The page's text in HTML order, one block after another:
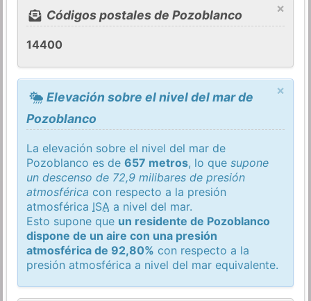
×
Códigos postales de Pozoblanco
14400
×
Elevación sobre el nivel del mar de
Pozoblanco
La elevación sobre el nivel del mar de
Pozoblanco es de657 metros, lo quesupone
un descenso de 72,9 milibares de presión
atmosférica con respecto a la presión
atmosférica ISA a nivel del mar.
Esto supone que un residente de Pozoblanco
dispone de un aire con una presión
atmosférica de 92,80% con respecto a la
presión atmosférica a nivel del mar equivalente.